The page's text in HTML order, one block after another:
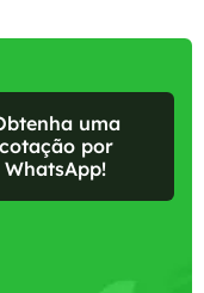
uma
cotação por
WhatsApp!